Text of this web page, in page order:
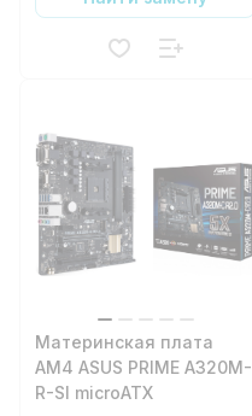
Материнская плата
AM4 ASUS PRIME A320M-
R-SI microATX